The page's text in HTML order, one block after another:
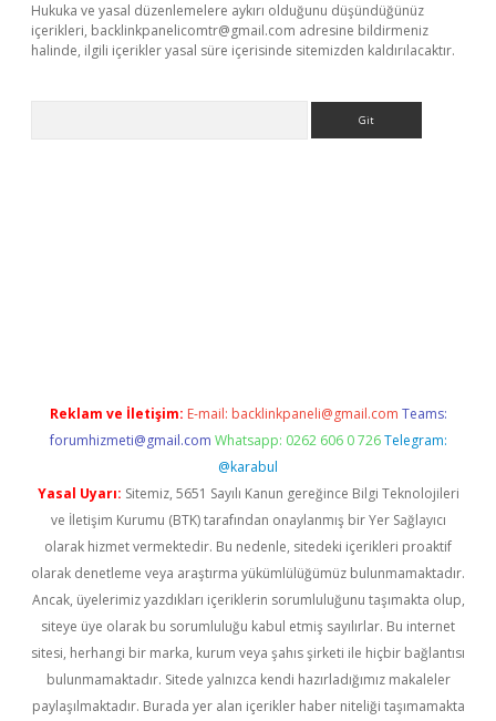
Hukuka ve yasal düzenlemelere aykırı olduğunu düşündüğünüz
içerikleri, backlinkpanelicomtr@gmail.com adresine bildirmeniz
halinde, ilgili içerikler yasal süre içerisinde sitemizden kaldırılacaktır.
Reklam ve İletişim: E-mail: backlinkpaneli@gmail.com Teams:
forumhizmeti@gmail.com Whatsapp: 0262 606 0 726 Telegram:
@karabul
Yasal Uyarı: Sitemiz, 5651 Sayılı Kanun gereğince Bilgi Teknolojileri
ve İletişim Kurumu (BTK) tarafından onaylanmış bir Yer Sağlayıcı
olarak hizmet vermektedir. Bu nedenle, sitedeki içerikleri proaktif
olarak denetleme veya araştırma yükümlülüğümüz bulunmamaktadır.
Ancak, üyelerimiz yazdıkları içeriklerin sorumluluğunu taşımakta olup,
siteye üye olarak bu sorumluluğu kabul etmiş sayılırlar. Bu internet
sitesi, herhangi bir marka, kurum veya şahıs şirketi ile hiçbir bağlantısı
bulunmamaktadır. Sitede yalnızca kendi hazırladığımız makaleler
paylaşılmaktadır. Burada yer alan içerikler haber niteliği taşımamakta